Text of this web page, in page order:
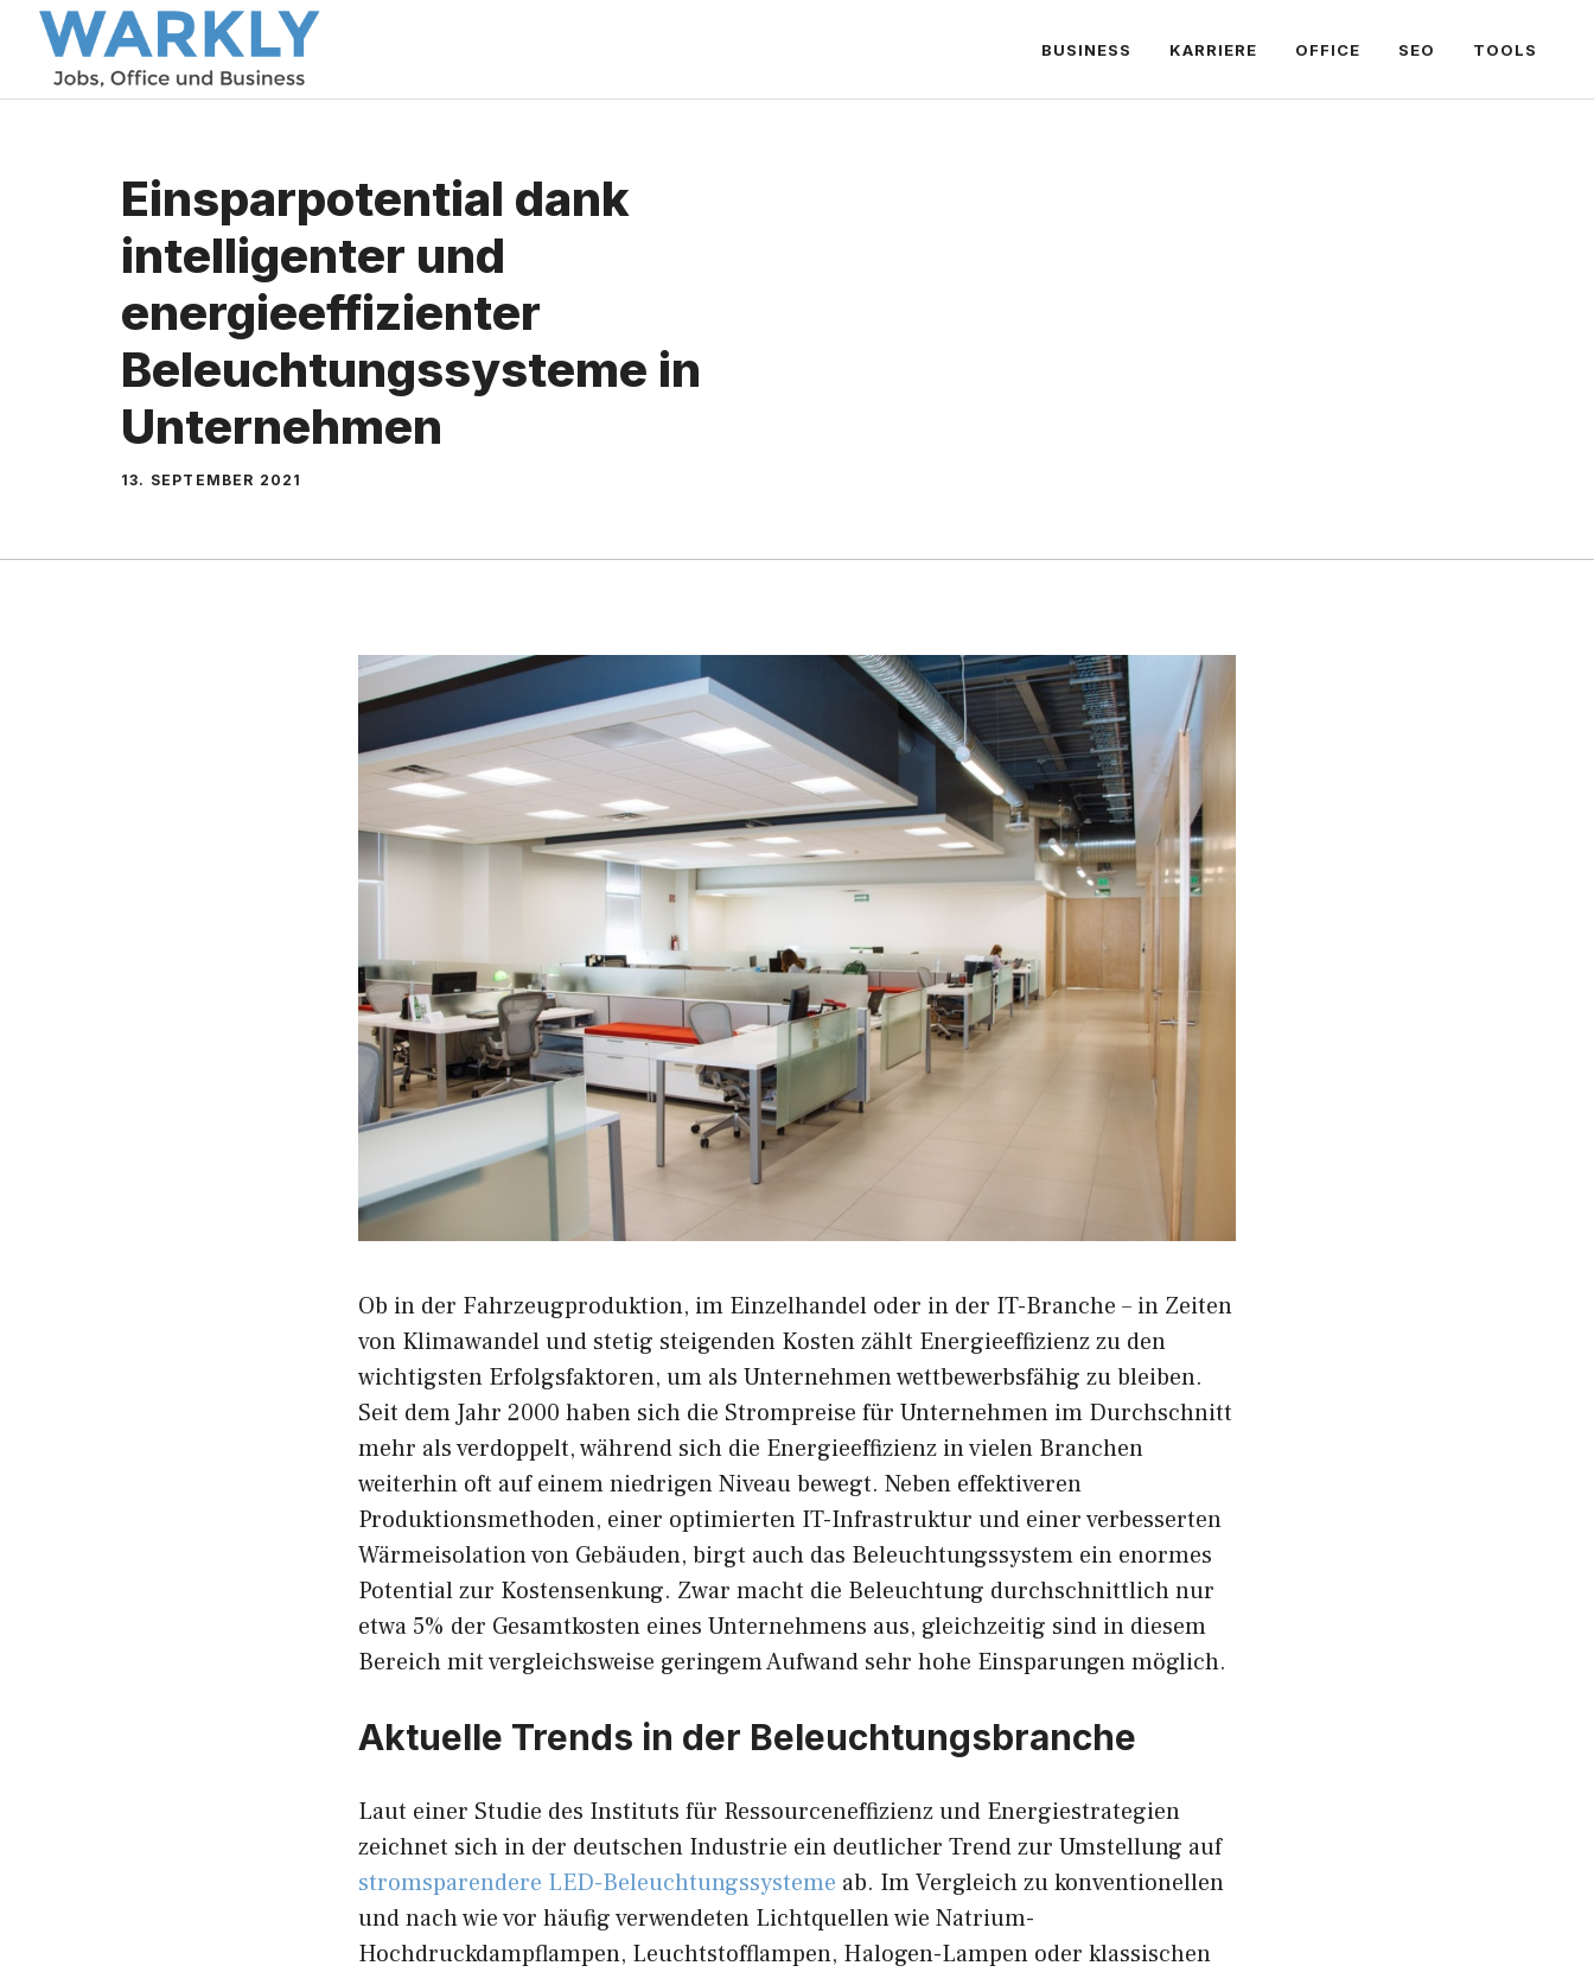
Zum
Inhalt
springen
BUSINESS KARRIERE OFFICE SEO TOOLS
Einsparpotential dank
intelligenter und
energieeffizienter
Beleuchtungssysteme in
Unternehmen
13. SEPTEMBER 2021
Ob in der Fahrzeugproduktion, im Einzelhandel oder in der IT-Branche – in Zeiten
von Klimawandel und stetig steigenden Kosten zählt Energieeffizienz zu den
wichtigsten Erfolgsfaktoren, um als Unternehmen wettbewerbsfähig zu bleiben.
Seit dem Jahr 2000 haben sich die Strompreise für Unternehmen im Durchschnitt
mehr als verdoppelt, während sich die Energieeffizienz in vielen Branchen
weiterhin oft auf einem niedrigen Niveau bewegt. Neben effektiveren
Produktionsmethoden, einer optimierten IT-Infrastruktur und einer verbesserten
Wärmeisolation von Gebäuden, birgt auch das Beleuchtungssystem ein enormes
Potential zur Kostensenkung. Zwar macht die Beleuchtung durchschnittlich nur
etwa 5% der Gesamtkosten eines Unternehmens aus, gleichzeitig sind in diesem
Bereich mit vergleichsweise geringem Aufwand sehr hohe Einsparungen möglich.
Aktuelle Trends in der Beleuchtungsbranche
Laut einer Studie des Instituts für Ressourceneffizienz und Energiestrategien
zeichnet sich in der deutschen Industrie ein deutlicher Trend zur Umstellung auf
stromsparendere LED-Beleuchtungssysteme ab. Im Vergleich zu konventionellen
und nach wie vor häufig verwendeten Lichtquellen wie Natrium-
Hochdruckdampflampen, Leuchtstofflampen, Halogen-Lampen oder klassischen